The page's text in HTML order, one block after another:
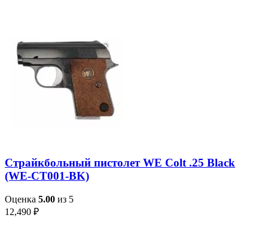
Страйкбольный пистолет WE Colt .25 Black
(WE-CT001-BK)
Оценка 5.00 из 5
12,490 ₽